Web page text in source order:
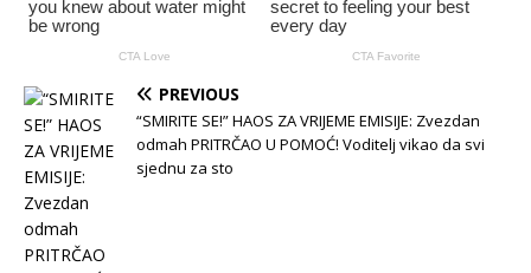
PREVIOUS
“SMIRITE SE!” HAOS ZA VRIJEME EMISIJE: Zvezdan
odmah PRITRČAO U POMOĆ! Voditelj vikao da svi
sjednu za sto